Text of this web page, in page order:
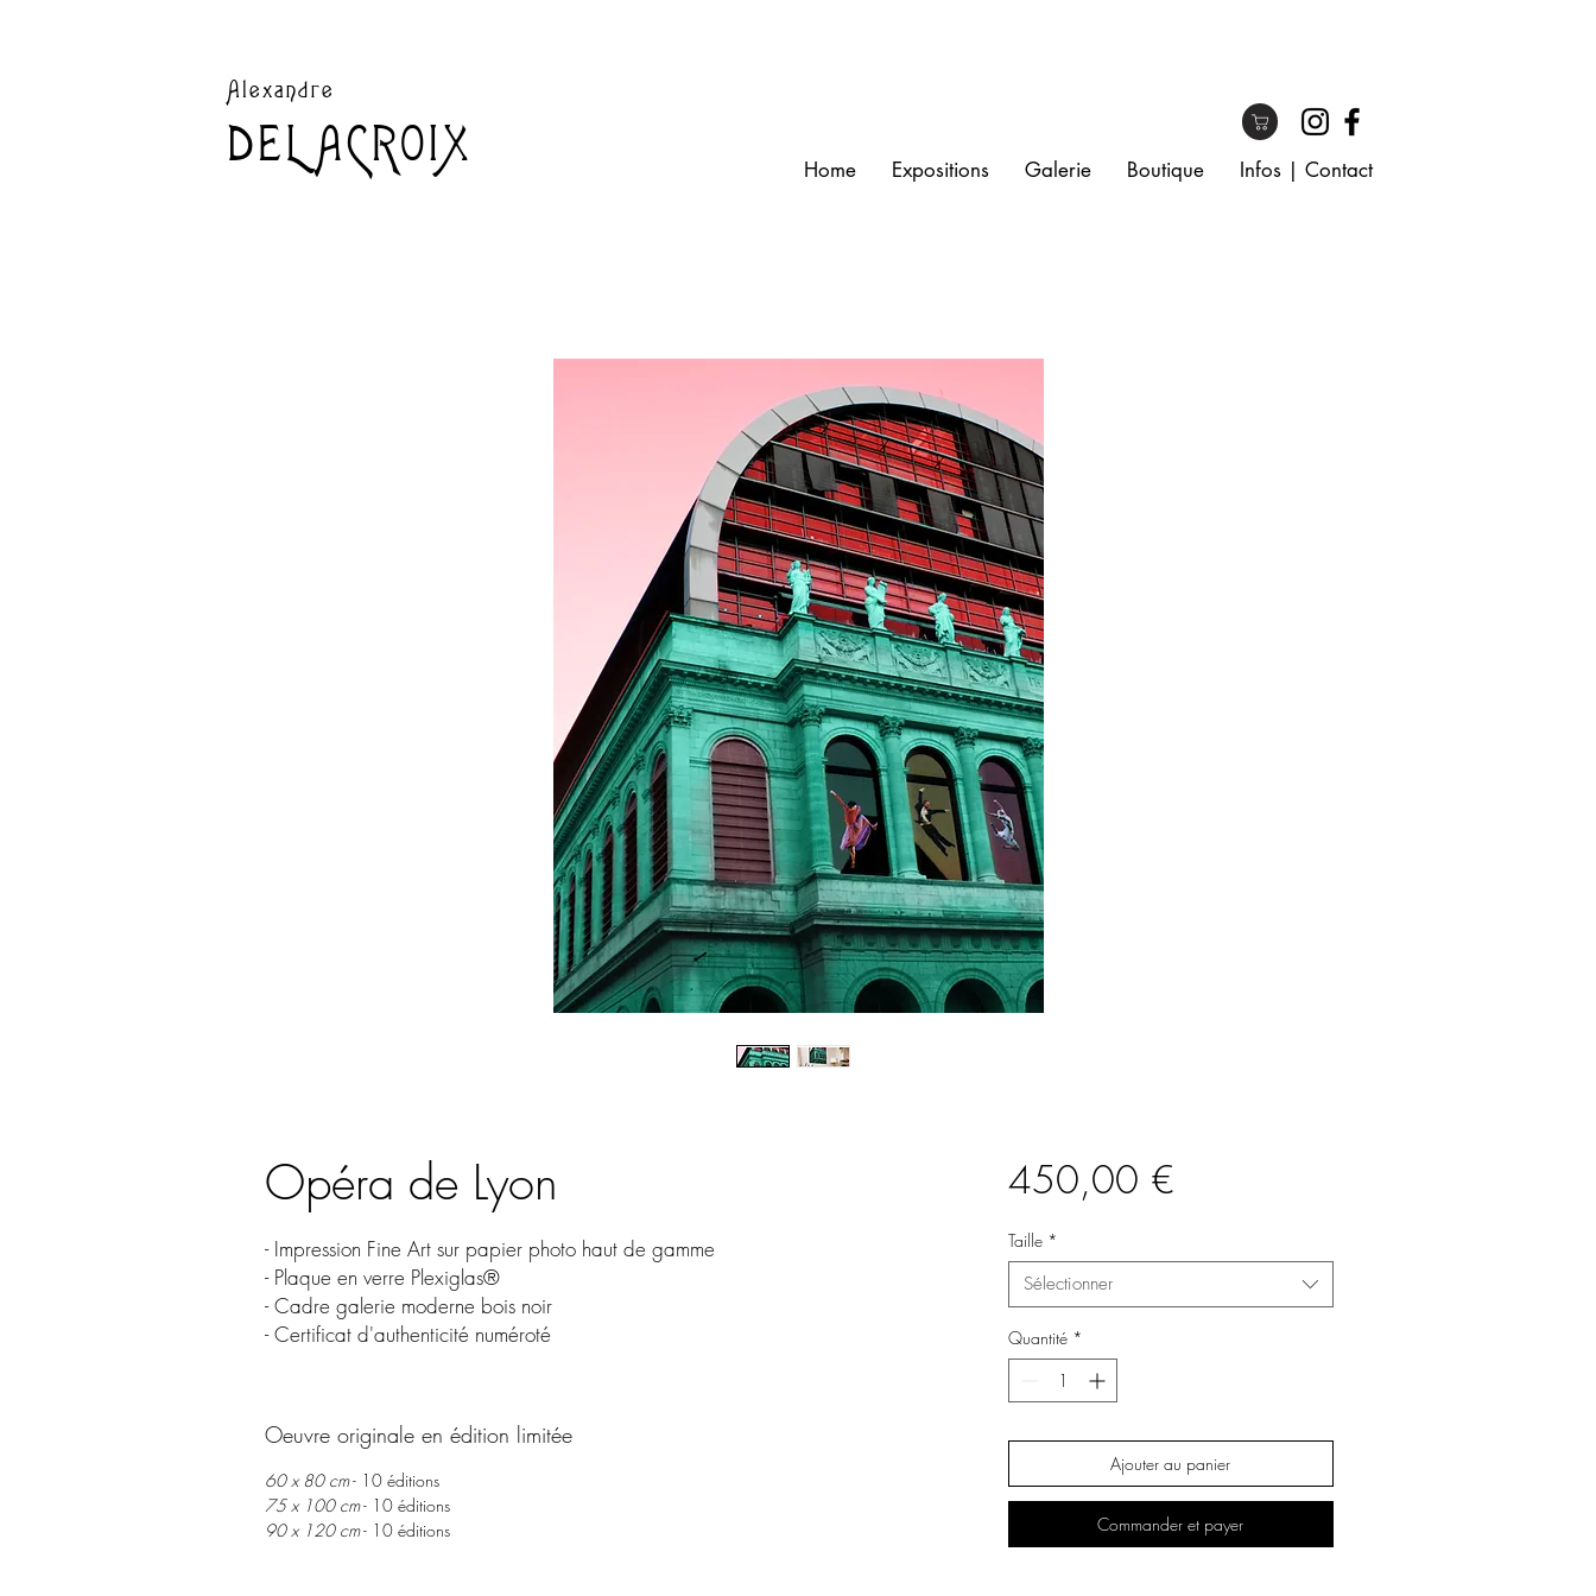
Alexandre
DELACROIX Home Expositions Galerie Boutique Infos | Contact
Opéra de Lyon
- Impression Fine Art sur papier photo haut de gamme
- Plaque en verre Plexiglas®
- Cadre galerie moderne bois noir
- Certificat d'authenticité numéroté
Oeuvre originale en édition limitée
60 x 80 cm- 10 éditions
75 x 100 cm- 10 éditions
90 x 120 cm- 10 éditions
450,00 €
Taille *
Sélectionner
Quantité *
Ajouter au panier
Commander et payer